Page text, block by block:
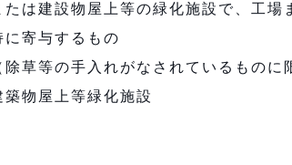
は建設物屋上等の緑化施設で、工場
寄与するもの
草等の手入れがなされているものに
物屋上等緑化施設